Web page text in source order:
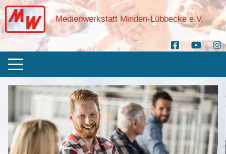
Medienwerkstatt Minden-Lübbecke e.V.